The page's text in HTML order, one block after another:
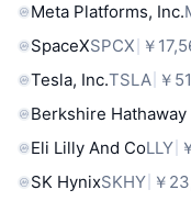
Meta Platforms, Inc.
SpaceXSPCX ￥
Tesla, Inc.TSLA ￥
Berkshire Hathaway
Eli Lilly And CoLLY
SK HynixSKHY ￥